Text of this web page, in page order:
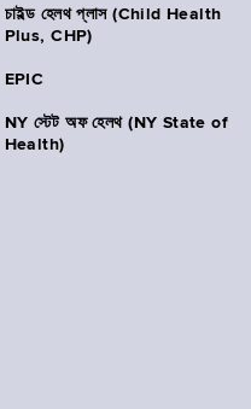
চাইল্ড হেলথ প্লাস (Child Health
Plus, CHP)
EPIC
NY স্টেট অফ হেলথ (NY State of
Health)